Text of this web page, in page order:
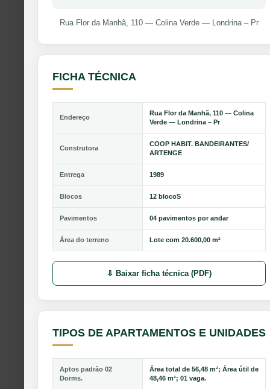
Rua Flor da Manhã, 110 — Colina Verde — Londrina – Pr
FICHA TÉCNICA
Endereço
Rua Flor da Manhã, 110 — Colina
Verde — Londrina – Pr
Construtora
COOP HABIT. BANDEIRANTES/
ARTENGE
Entrega 1989
Blocos 12 blocoS
Pavimentos 04 pavimentos por andar
Área do terreno Lote com 20.600,00 m²
⇩ Baixar ficha técnica (PDF)
TIPOS DE APARTAMENTOS E UNIDADES
Aptos padrão 02
Dorms.
Área total de 56,48 m²; Área útil de
48,46 m²; 01 vaga.